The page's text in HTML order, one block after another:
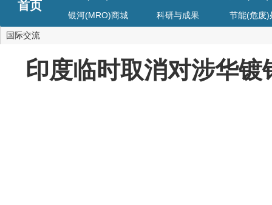
首页
银河(MRO)商城
科研与成果 节能(危废)
国际交流
印度临时取消对涉华